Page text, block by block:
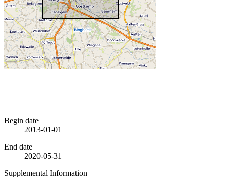
Begin date
2013-01-01
End date
2020-05-31
Supplemental Information